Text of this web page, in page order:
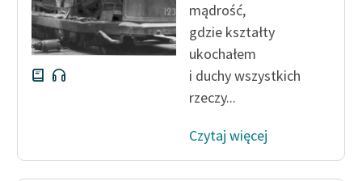
E-kolekcja lektur
szkolnych i literatury do
słuchania dla uczennic i
uczniów z
mądrość,
gdzie kształty
ukochałem
i duchy wszystkich
rzeczy...
Czytaj więcej